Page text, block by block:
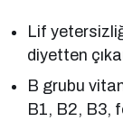
Lif
diyetten
B grubu
B1, B2, B3,